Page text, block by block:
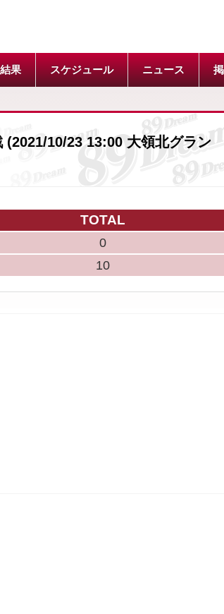
果 スケジュール ニュース
10/23 13:00 大領北グラン
TOTAL
0
10